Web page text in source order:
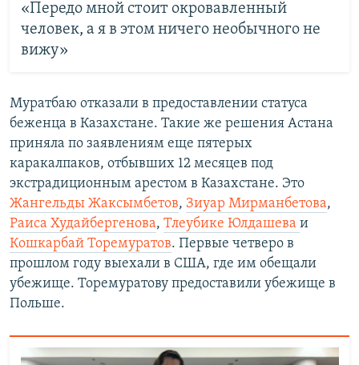
«Передо мной стоит окровавленный
человек, а я в этом ничего необычного не
вижу»
Муратбаю отказали в предоставлении статуса
беженца в Казахстане. Такие же решения Астана
приняла по заявлениям еще пятерых
каракалпаков, отбывших 12 месяцев под
экстрадиционным арестом в Казахстане. Это
Жангельды Жаксымбетов, Зиуар Мирманбетова,
Раиса Худайбергенова, Тлеубике Юлдашева и
Кошкарбай Торемуратов. Первые четверо в
прошлом году выехали в США, где им обещали
убежище. Торемуратову предоставили убежище в
Польше.